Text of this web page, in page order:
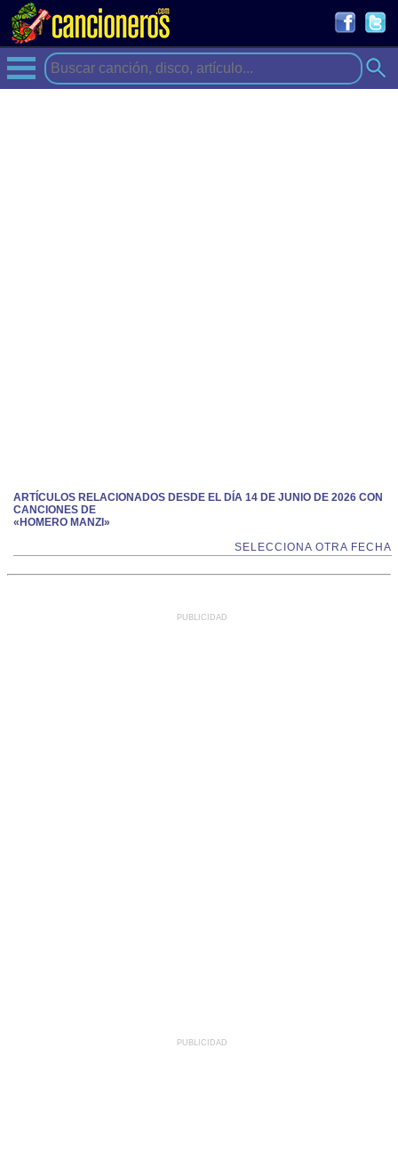
ARTÍCULOS RELACIONADOS DESDE EL DÍA 14 DE JUNIO DE 2026 CON
CANCIONES DE
«HOMERO MANZI»
SELECCIONA OTRA FECHA
PUBLICIDAD
PUBLICIDAD